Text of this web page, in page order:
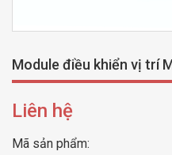
Module điều khiển vị trí
Liên hệ
Mã sản phẩm: